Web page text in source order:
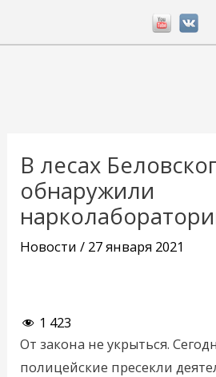
В лесах
обнаружили
Новости / 27 января 2021
1 423
От закона не укрыться.
полицейские пресекли
записям